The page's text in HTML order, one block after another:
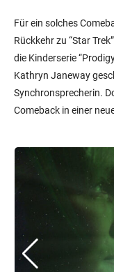
Für ein solches
Rückkehr zu “Star
die Kinderserie
Kathryn Janeway
Synchronsprecherin.
Comeback in einer